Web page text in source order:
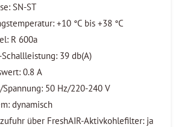
SN-ST
+10 °C bis +38 °C
R 600a
Schallleistung: 39 db(A)
0.8 A
Spannung: 50 Hz/220-240 V
dynamisch
über FreshAIR-Aktivkohlefilter: ja